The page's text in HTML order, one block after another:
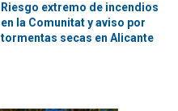
Riesgo extremo de incendios
en la Comunitat y aviso por
tormentas secas en Alicante